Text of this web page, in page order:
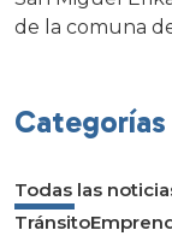
de la comuna
Categorías
Todas las
Tránsito